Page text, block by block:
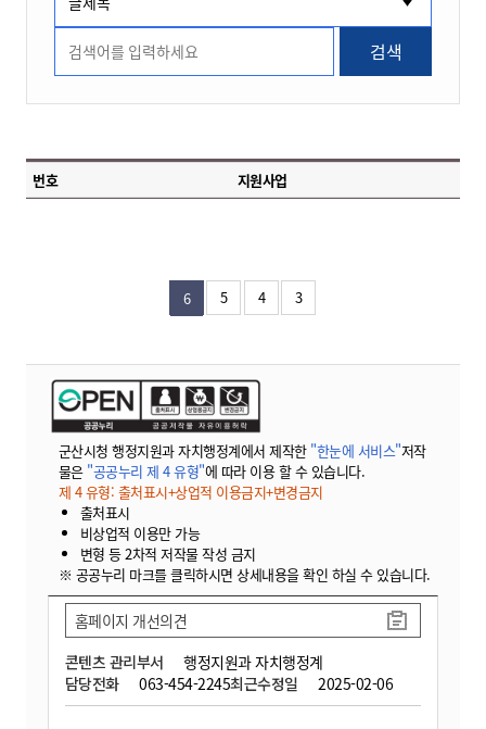
검색
번호 지원사업
6 5 4 3
군산시청 행정지원과 자치행정계에서 제작한 "한눈에 서비스"저작
물은 "공공누리 제 4 유형"에 따라 이용 할 수 있습니다.
제 4 유형: 출처표시+상업적 이용금지+변경금지
출처표시
비상업적 이용만 가능
변형 등 2차적 저작물 작성 금지
※ 공공누리 마크를 클릭하시면 상세내용을 확인 하실 수 있습니다.
콘텐츠 관리부서
행정지원과 자치행정계
담당전화
063-454-2245최근수정일 2025-02-06
홈페이지 개선의견